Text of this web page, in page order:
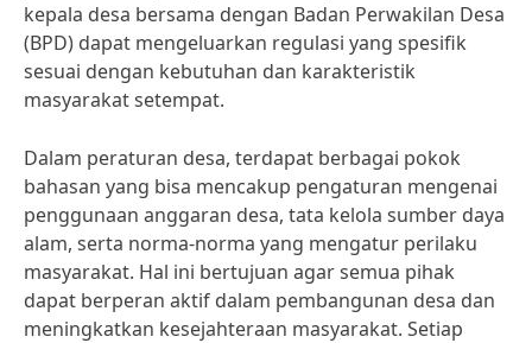
kepala desa bersama dengan Badan Perwakilan Desa
(BPD) dapat mengeluarkan regulasi yang spesifik
sesuai dengan kebutuhan dan karakteristik
masyarakat setempat.
Dalam peraturan desa, terdapat berbagai pokok
bahasan yang bisa mencakup pengaturan mengenai
penggunaan anggaran desa, tata kelola sumber daya
alam, serta norma-norma yang mengatur perilaku
masyarakat. Hal ini bertujuan agar semua pihak
dapat berperan aktif dalam pembangunan desa dan
meningkatkan kesejahteraan masyarakat. Setiap